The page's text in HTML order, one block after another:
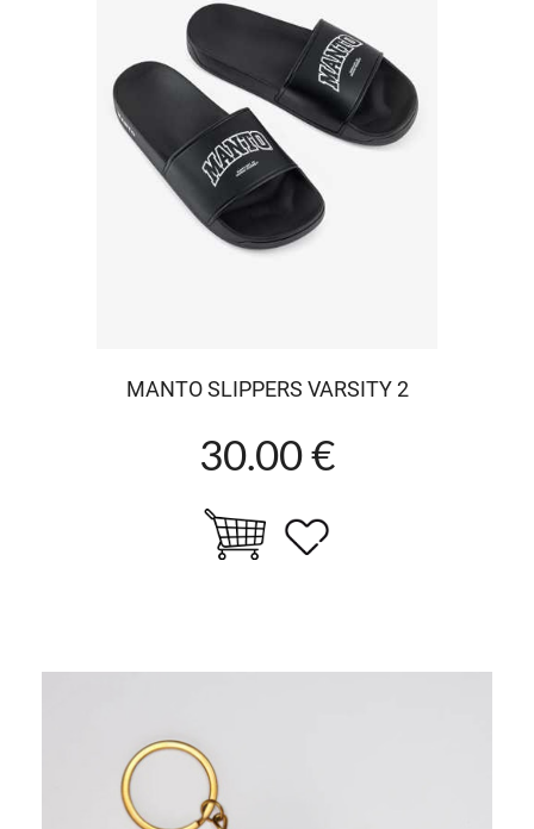
MANTO SLIPPERS VARSITY 2
30.00 €